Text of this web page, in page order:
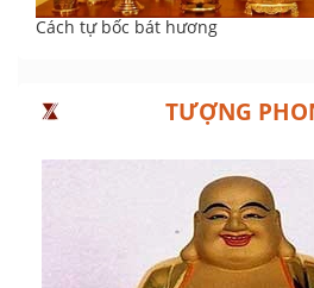
Cách tự bốc bát hương
TƯỢNG